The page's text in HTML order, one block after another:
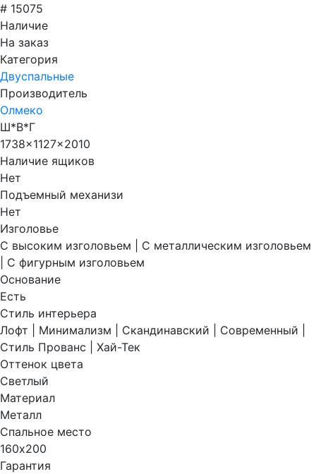
# 15075
Наличие
На заказ
Категория
Двуспальные
Производитель
Олмеко
Ш*В*Г
1738x1127x2010
Наличие ящиков
Нет
Подъемный механизи
Нет
Изголовье
С высоким изголовьем | С металлическим изголовьем
| С фигурным изголовьем
Основание
Есть
Стиль интерьера
Лофт | Минимализм | Скандинавский | Современный |
Стиль Прованс | Хай-Тек
Оттенок цвета
Светлый
Материал
Металл
Спальное место
160х200
Гарантия